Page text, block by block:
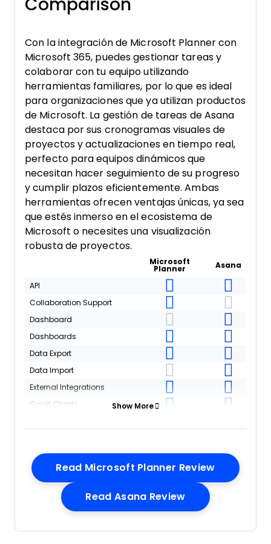
Comparison
Con la integración de Microsoft Planner con
Microsoft 365, puedes gestionar tareas y
colaborar con tu equipo utilizando
herramientas familiares, por lo que es ideal
para organizaciones que ya utilizan productos
de Microsoft. La gestión de tareas de Asana
destaca por sus cronogramas visuales de
proyectos y actualizaciones en tiempo real,
perfecto para equipos dinámicos que
necesitan hacer seguimiento de su progreso
y cumplir plazos eficientemente. Ambas
herramientas ofrecen ventajas únicas, ya sea
que estés inmerso en el ecosistema de
Microsoft o necesites una visualización
robusta de proyectos.
Microsoft
Planner
Asana
API
Collaboration Support
Dashboard
Dashboards
Data Export
Data Import
External Integrations
Gantt Charts
Resource Management
Scheduling
Scheduling/Tracking
Show More
Read Microsoft Planner ReviewOpens
Read Asana ReviewOpens New